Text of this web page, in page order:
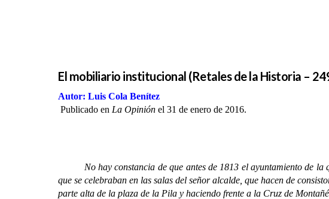
El mobiliario institucional (Retales de la Historia –
Autor: Luis Cola Benítez
Publicado en La Opinión el 31 de enero de 2016.
No hay constancia de que antes de 1813 el ayuntamiento de la
que se celebraban en las salas del señor alcalde, que hacen de
parte alta de la plaza de la Pila y haciendo frente a la Cruz de